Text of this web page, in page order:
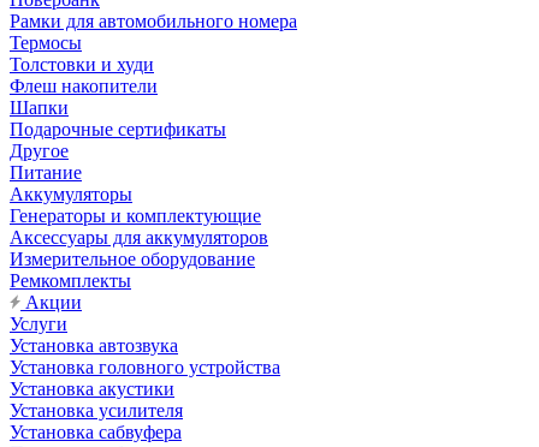
Рамки для автомобильного номера
Термосы
Толстовки и худи
Флеш накопители
Шапки
Подарочные сертификаты
Другое
Питание
Аккумуляторы
Генераторы и комплектующие
Аксессуары для аккумуляторов
Измерительное оборудование
Ремкомплекты
Акции
Услуги
Установка автозвука
Установка головного устройства
Установка акустики
Установка усилителя
Установка сабвуфера